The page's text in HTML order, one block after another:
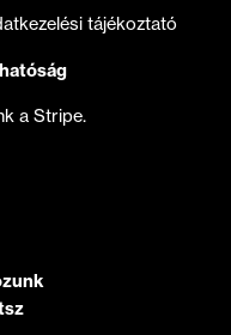
tájékoztató
a Stripe.